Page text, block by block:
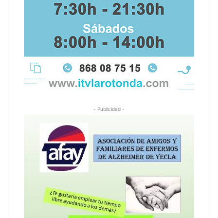
- Publicidad -